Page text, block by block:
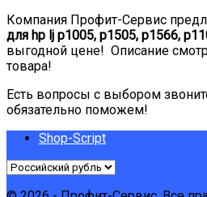
Компания Профит-Сервис
для hp lj p1005, p1505, p1566,
выгодной цене! Описание
товара!
Есть вопросы с выбором
обязательно поможем!
Shop-Script